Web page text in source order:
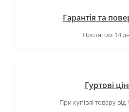
Гарантія та
Протягом 14
Гуртові
При купівлі товару